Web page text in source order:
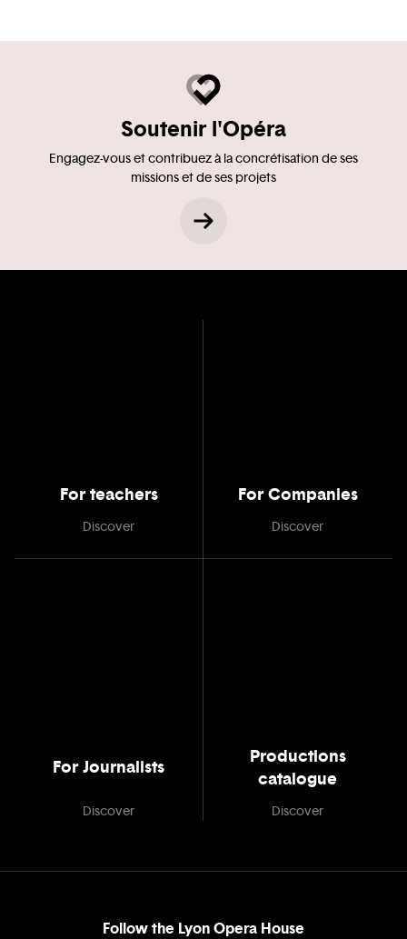
Soutenir l'Opéra
Engagez-vous et contribuez à la concrétisation de ses
missions et de ses projets
For teachers
Discover
For Companies
Discover
For Journalists
Discover
Productions
catalogue
Discover
Follow the Lyon Opera House